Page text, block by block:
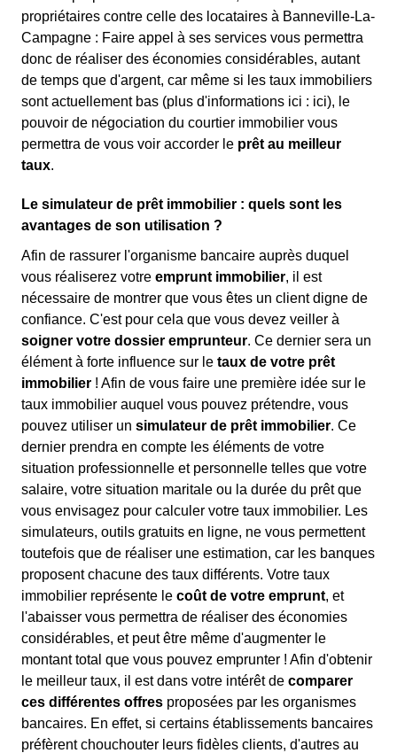
propriétaires contre celle des locataires à Banneville-La-
Campagne : Faire appel à ses services vous permettra
donc de réaliser des économies considérables, autant
de temps que d'argent, car même si les taux immobiliers
sont actuellement bas (plus d'informations ici : ici), le
pouvoir de négociation du courtier immobilier vous
permettra de vous voir accorder le prêt au meilleur
taux.
Le simulateur de prêt immobilier : quels sont les
avantages de son utilisation ?
Afin de rassurer l'organisme bancaire auprès duquel
vous réaliserez votre emprunt immobilier, il est
nécessaire de montrer que vous êtes un client digne de
confiance. C'est pour cela que vous devez veiller à
soigner votre dossier emprunteur. Ce dernier sera un
élément à forte influence sur le taux de votre prêt
immobilier ! Afin de vous faire une première idée sur le
taux immobilier auquel vous pouvez prétendre, vous
pouvez utiliser un simulateur de prêt immobilier. Ce
dernier prendra en compte les éléments de votre
situation professionnelle et personnelle telles que votre
salaire, votre situation maritale ou la durée du prêt que
vous envisagez pour calculer votre taux immobilier. Les
simulateurs, outils gratuits en ligne, ne vous permettent
toutefois que de réaliser une estimation, car les banques
proposent chacune des taux différents. Votre taux
immobilier représente le coût de votre emprunt, et
l'abaisser vous permettra de réaliser des économies
considérables, et peut être même d'augmenter le
montant total que vous pouvez emprunter ! Afin d'obtenir
le meilleur taux, il est dans votre intérêt de comparer
ces différentes offres proposées par les organismes
bancaires. En effet, si certains établissements bancaires
préfèrent chouchouter leurs fidèles clients, d'autres au